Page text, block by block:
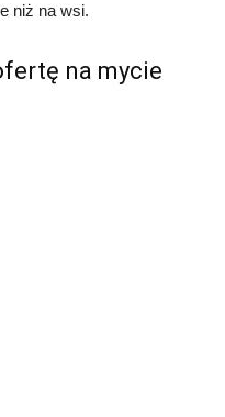
niż na wsi.
na mycie